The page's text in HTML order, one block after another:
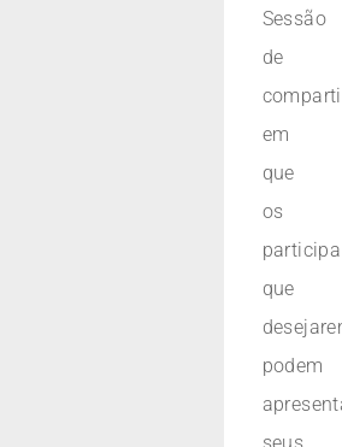
Sessão
de
em
que
os
que
podem